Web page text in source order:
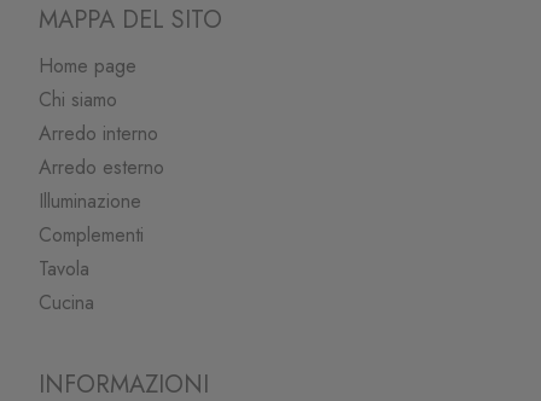
MAPPA DEL SITO
Home page
Chi siamo
Arredo interno
Arredo esterno
Illuminazione
Complementi
Tavola
Cucina
INFORMAZIONI